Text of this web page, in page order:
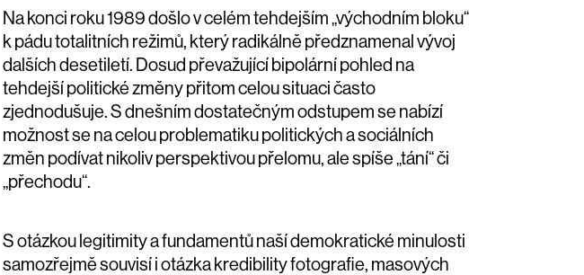
Na konci roku 1989 došlo v celém tehdejším „východním bloku“
k pádu totalitních režimů, který radikálně předznamenal vývoj
dalších desetiletí. Dosud převažující bipolární pohled na
tehdejší politické změny přitom celou situaci často
zjednodušuje. S dnešním dostatečným odstupem se nabízí
možnost se na celou problematiku politických a sociálních
změn podívat nikoliv perspektivou přelomu, ale spíše „tání“ či
„přechodu“.
S otázkou legitimity a fundamentů naší demokratické minulosti
samozřejmě souvisí i otázka kredibility fotografie, masových